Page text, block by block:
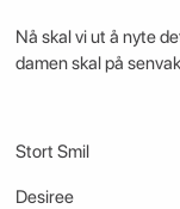
Nå skal vi ut å nyte
damen skal på
Stort Smil
Desiree